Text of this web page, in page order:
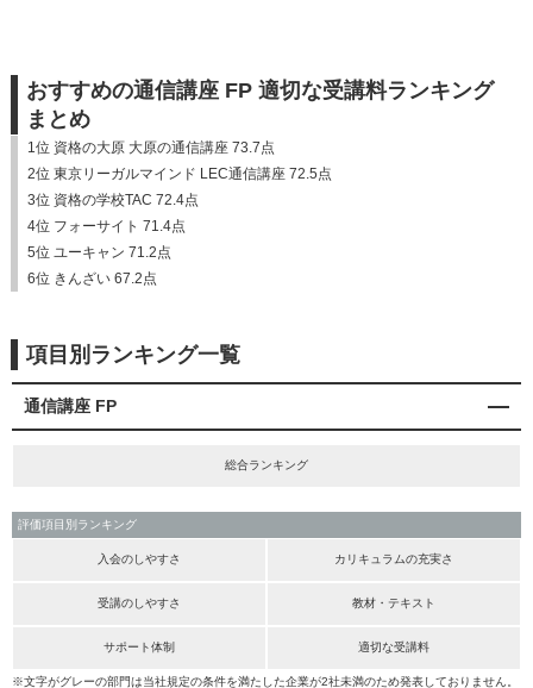
おすすめの通信講座 FP 適切な受講料ランキング
まとめ
1位 資格の大原 大原の通信講座 73.7点
2位 東京リーガルマインド LEC通信講座 72.5点
3位 資格の学校TAC 72.4点
4位 フォーサイト 71.4点
5位 ユーキャン 71.2点
6位 きんざい 67.2点
項目別ランキング一覧
通信講座 FP
総合ランキング
評価項目別ランキング
入会のしやすさ カリキュラムの充実さ
受講のしやすさ 教材・テキスト
サポート体制 適切な受講料
※文字がグレーの部門は当社規定の条件を満たした企業が2社未満のため発表しておりません。